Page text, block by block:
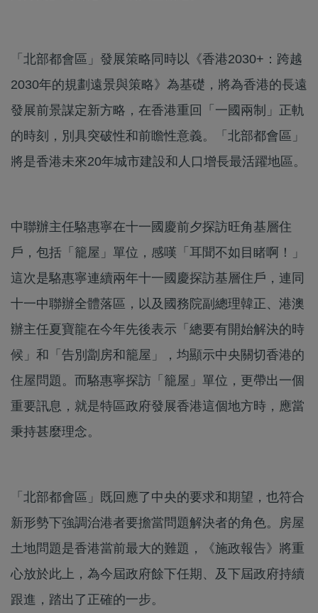
「北部都會區」發展策略同時以《香港2030+：跨越
2030年的規劃遠景與策略》為基礎，將為香港的長遠
發展前景謀定新方略，在香港重回「一國兩制」正軌
的時刻，別具突破性和前瞻性意義。「北部都會區」
將是香港未來20年城市建設和人口增長最活躍地區。
中聯辦主任駱惠寧在十一國慶前夕探訪旺角基層住
戶，包括「籠屋」單位，感嘆「耳聞不如目睹啊！」
這次是駱惠寧連續兩年十一國慶探訪基層住戶，連同
十一中聯辦全體落區，以及國務院副總理韓正、港澳
辦主任夏寶龍在今年先後表示「總要有開始解決的時
候」和「告別劏房和籠屋」，均顯示中央關切香港的
住屋問題。而駱惠寧探訪「籠屋」單位，更帶出一個
重要訊息，就是特區政府發展香港這個地方時，應當
秉持甚麼理念。
「北部都會區」既回應了中央的要求和期望，也符合
新形勢下強調治港者要擔當問題解決者的角色。房屋
土地問題是香港當前最大的難題，《施政報告》將重
心放於此上，為今屆政府餘下任期、及下屆政府持續
跟進，踏出了正確的一步。